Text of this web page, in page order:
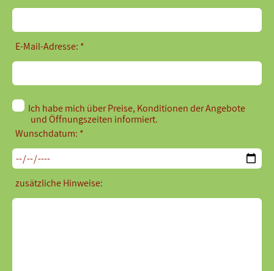
E-Mail-Adresse: *
Ich habe mich über Preise, Konditionen der Angebote
und Öffnungszeiten informiert.
Wunschdatum: *
zusätzliche Hinweise: